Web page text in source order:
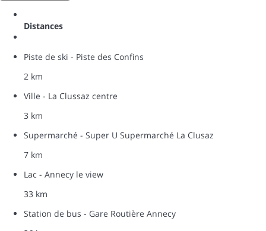
Distances
Piste de ski - Piste des Confins
2 km
Ville - La Clussaz centre
3 km
Supermarché - Super U Supermarché La Clusaz
7 km
Lac - Annecy le view
33 km
Station de bus - Gare Routière Annecy